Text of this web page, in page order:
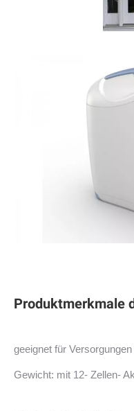
Produktmerkmale
geeignet für
Gewicht: mit 12- Zellen-